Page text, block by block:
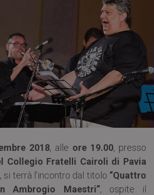
2018, alle ore 19.00, presso
Collegio Fratelli Cairoli di Pavia
si terrà l’incontro dal titolo “Quattro
Ambrogio Maestri”, ospite il